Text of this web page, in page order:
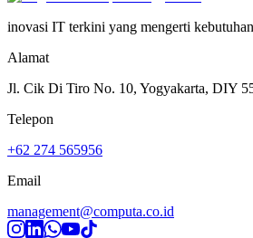
inovasi IT terkini yang mengerti
Alamat
Jl. Cik Di Tiro No. 10, Yogyakarta, DIY
Telepon
+62 274 565956
Email
management@computa.co.id